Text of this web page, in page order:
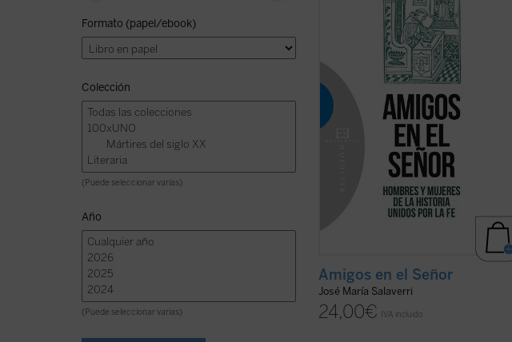
Formato (papel/ebook)
Colección
(Puede seleccionar varias)
Año
(Puede seleccionar varias)
antigüedad a la relación entre varones;
apenas se mencionan --y siempre con
sospecha--amistades entre mujeres. Las
relaciones de amistad intersexual ...
Amigos en el Señor
José María Salaverri
24,00€ IVA incluido